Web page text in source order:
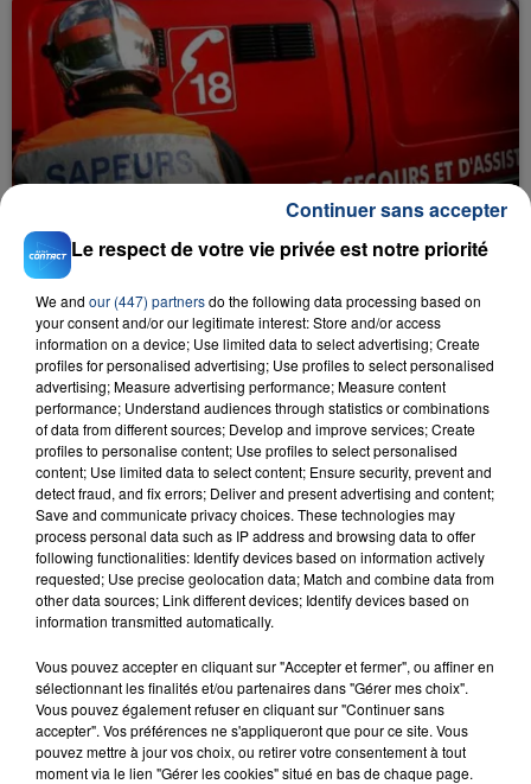
23 juillet 2026
INCENDIE MORTEL À LENS : UNE FEMME ET
SON BÉBÉ ENTRE LA VIE ET LA...
Un homme s'est immolé par le feu après avoir
aspergé sa compagne et leur bébé de trois mois
d'un liquide inflammable.
20 juillet 2026
UNE ADOLESCENTE DEVANT SE FAIRE
OPÉRER DE LA CHEVILLE RESSORT DE LA...
La famille a porté plainte contre la clinique qui a
reconnu sa responsabilité et présenté ses
excuses.
11h30
11h30 11h27
11h27
Le respect de votre vie privée est notre priorité
We and our (447) partnersdo the following data processing based on
your consent and/or our legitimate interest: Store and/or access
information on a device; Use limited data to select advertising; Create
profiles for personalised advertising; Use profiles to select personalised
advertising; Measure advertising performance; Measure content
performance; Understand audiences through statistics or combinations
of data from different sources; Develop and improve services; Create
profiles to personalise content; Use profiles to select personalised
content; Use limited data to select content; Ensure security, prevent and
detect fraud, and fix errors; Deliver and present advertising and content;
Save and communicate privacy choices. These technologies may
process personal data such as IP address and browsing data to offer
following functionalities: Identify devices based on information actively
requested; Use precise geolocation data; Match and combine data from
other data sources; Link different devices; Identify devices based on
information transmitted automatically.
Vous pouvez accepter en cliquant sur "Accepter et fermer", ou affiner en
sélectionnant les finalités et/ou partenaires dans "Gérer mes choix".
Vous pouvez également refuser en cliquant sur "Continuer sans
accepter". Vos préférences ne s'appliqueront que pour ce site. Vous
pouvez mettre à jour vos choix, ou retirer votre consentement à tout
moment via le lien "Gérer les cookies" situé en bas de chaque page.
Continuer sans accepter